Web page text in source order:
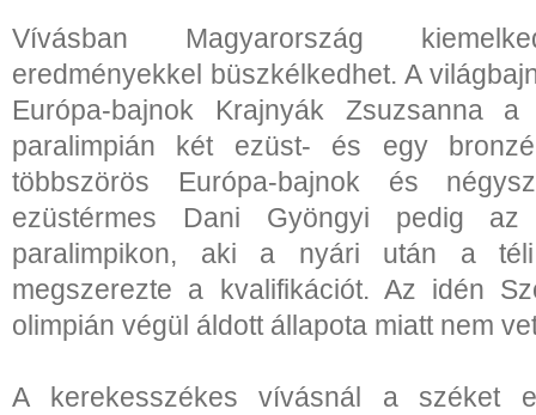
Vívásban Magyarország
eredményekkel büszkélkedhet. A
Európa-bajnok Krajnyák Zsuzsanna
paralimpián két ezüst- és egy
többszörös Európa-bajnok és
ezüstérmes Dani Gyöngyi pedig
paralimpikon, aki a nyári után a
megszerezte a kvalifikációt. Az idén
olimpián végül áldott állapota miatt nem
A kerekesszékes vívásnál a széket